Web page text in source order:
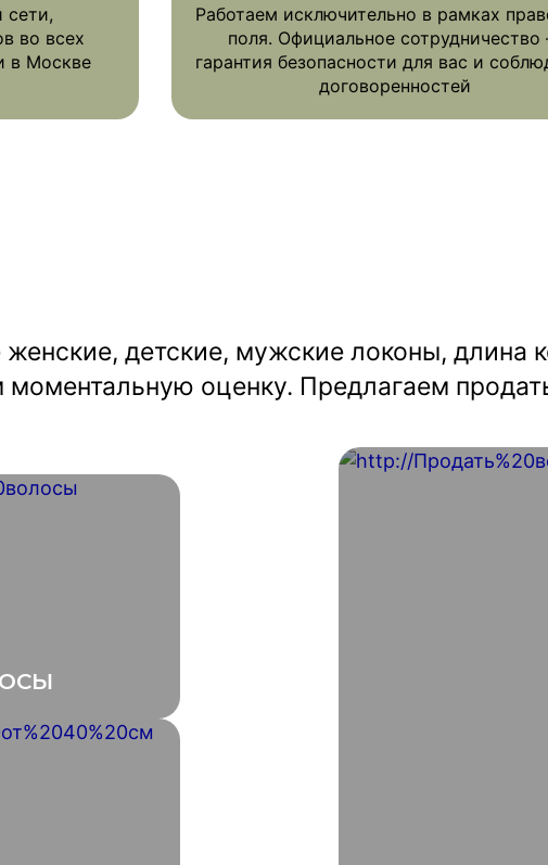
сети,
во всех
в Москве
Работаем исключительно в рамках
поля. Официальное
гарантия безопасности для вас и
договоренностей
детские, мужские локоны, длина
оценку. Предлагаем